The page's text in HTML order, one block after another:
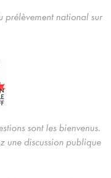
prélèvement national sur
sont les bienvenus.
une discussion publique